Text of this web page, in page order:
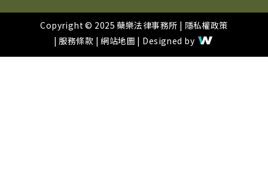
Copyright © 2025 蘗樂法律事務所 | 隱私權政策
| 服務條款 | 網站地圖 | Designed by